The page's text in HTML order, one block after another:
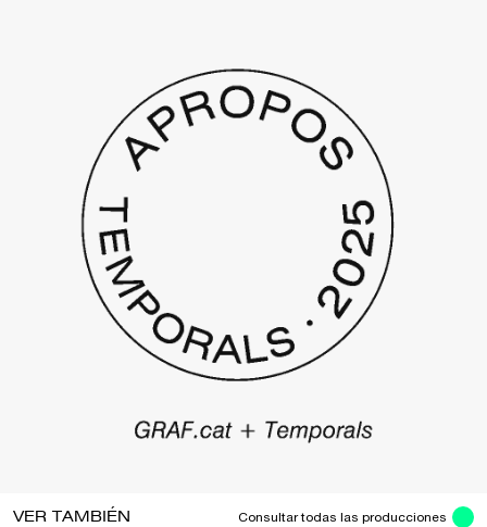
VER TAMBIÉN Consultar todas las producciones